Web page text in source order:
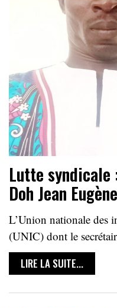
Lutte syndicale
Doh Jean
L’Union nationale des
(UNIC) dont le
LIRE LA SUITE...